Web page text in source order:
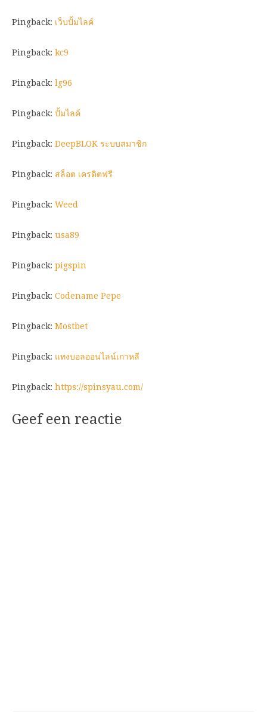
Pingback: เว็บปั้มไลค์
Pingback: kc9
Pingback: lg96
Pingback: ปั้มไลค์
Pingback: DeepBLOK ระบบสมาชิก
Pingback: สล็อต เครดิตฟรี
Pingback: Weed
Pingback: usa89
Pingback: pigspin
Pingback: Codename Pepe
Pingback: Mostbet
Pingback: แทงบอลออนไลน์เกาหลี
Pingback: https://spinsyau.com/
Geef een reactie